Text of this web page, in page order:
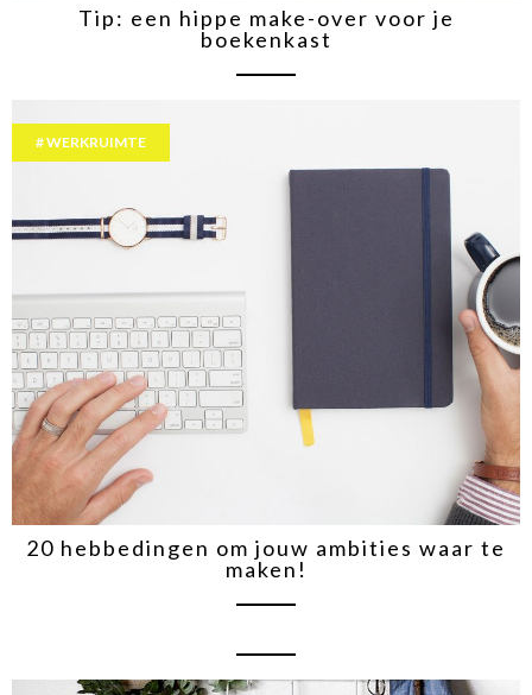
Tip: een hippe make-over voor je
boekenkast
WERKRUIMTE
20 hebbedingen om jouw ambities waar te
maken!